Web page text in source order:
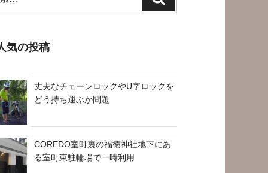
索
気の投稿
丈夫なチェーンロックやU字ロックを
どう持ち運ぶか問題
COREDO室町裏の福徳神社地下にあ
る室町東駐輪場で一時利用